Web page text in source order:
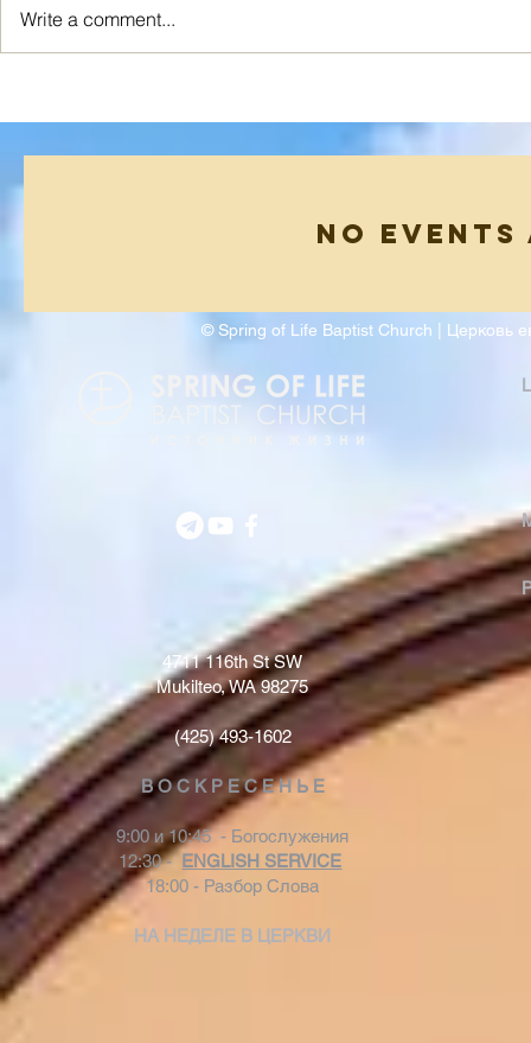
Write a comment...
No events
© Spring of Life Baptist Church | Церковь
4711 116th St SW
Mukilteo, WA 98275
(425) 493-1602
В О С К Р Е С Е Н Ь Е
9:00 и 10:45 - Богослужения
12:30 - ENGLISH SERVICE
18:00 - Разбор Слова
НА НЕДЕЛЕ В ЦЕРКВИ